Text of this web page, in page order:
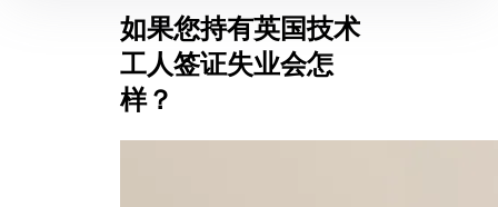
如果您持有英国技术
工人签证失业会怎
样？